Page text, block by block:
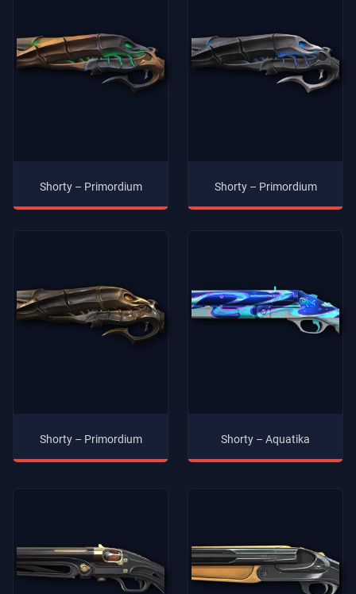
Shorty – Primordium Shorty – Primordium
Shorty – Primordium Shorty – Aquatika